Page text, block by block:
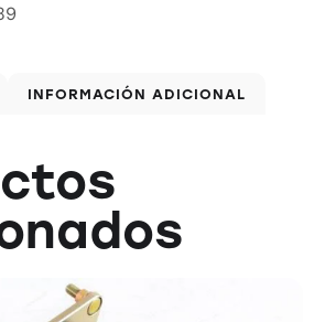
INFORMACIÓN ADICIONAL